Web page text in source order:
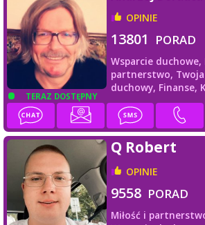
TERAZ DOSTĘPNY
OPINIE
13801 PORAD
Wsparcie duchowe,
partnerstwo,
duchowy, Finanse,
Q Robert
OPINIE
9558 PORAD
Miłość i